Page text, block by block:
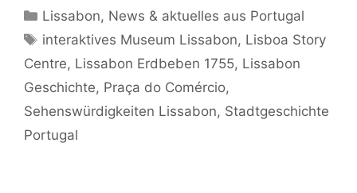
Kategorien
Lissabon, News & aktuelles aus Portugal
Schlagwörter
interaktives Museum Lissabon, Lisboa Story
Centre, Lissabon Erdbeben 1755, Lissabon
Geschichte, Praça do Comércio,
Sehenswürdigkeiten Lissabon, Stadtgeschichte
Portugal